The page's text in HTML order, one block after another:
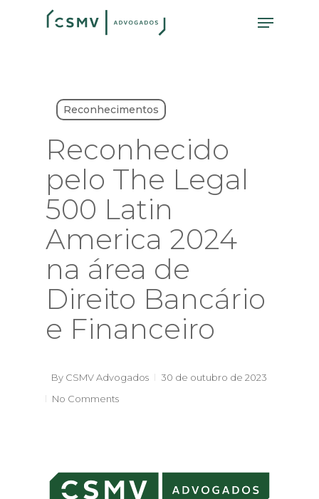
Menu
Reconhecimentos
Reconhecido
pelo The Legal
500 Latin
America 2024
na área de
Direito Bancário
e Financeiro
By CSMV Advogados
30 de outubro de 2023
No Comments